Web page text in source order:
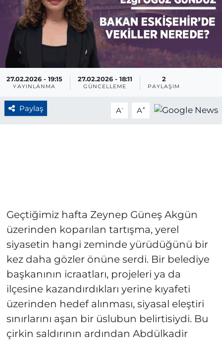
27.02.2026 - 19:15
YAYINLANMA
27.02.2026 - 18:11
GÜNCELLEME
2
PAYLAŞIM
Paylaş A- A+
Geçtiğimiz hafta Zeynep Güneş Akgün
üzerinden koparılan tartışma, yerel
siyasetin hangi zeminde yürüdüğünü bir
kez daha gözler önüne serdi. Bir belediye
başkanının icraatları, projeleri ya da
ilçesine kazandırdıkları yerine kıyafeti
üzerinden hedef alınması, siyasal eleştiri
sınırlarını aşan bir üslubun belirtisiydi. Bu
çirkin saldırının ardından Abdülkadir
BÖLGE
YAŞAM
DÜNYA
GÜNCEL